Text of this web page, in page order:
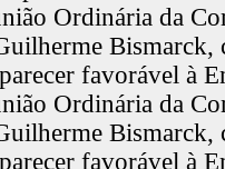
Ordinária da
Bismarck,
favorável à
Ordinária da
Bismarck,
favorável à